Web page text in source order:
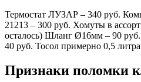
Термостат ЛУЗАР – 340 руб.
21213 – 300 руб. Хомуты в
осталось) Шланг Ø16мм – 90
40 руб. Тосол примерно 0,5
Признаки поломки